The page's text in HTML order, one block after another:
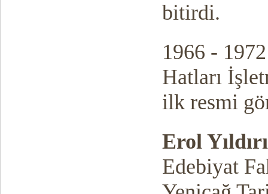
bitirdi.
1966 -
Hatları
ilk resmi
Erol
Edebiyat